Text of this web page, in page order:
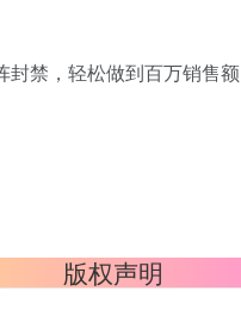
封禁，轻松做到百万销售额
版权声明